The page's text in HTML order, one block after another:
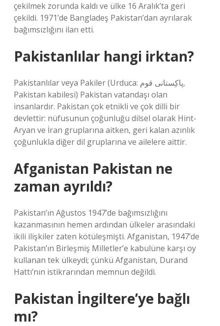
çekilmek zorunda kaldı ve ülke 16 Aralık’ta geri
çekildi. 1971’de Bangladeş Pakistan’dan ayrılarak
bağımsızlığını ilan etti.
Pakistanlılar hangi irktan?
Pakistanlılar veya Pakiler (Urduca: پاكِستانى قوم‎,
Pakistan kabilesi) Pakistan vatandaşı olan
insanlardır. Pakistan çok etnikli ve çok dilli bir
devlettir: nüfusunun çoğunluğu dilsel olarak Hint-
Aryan ve İran gruplarına aitken, geri kalan azınlık
çoğunlukla diğer dil gruplarına ve ailelere aittir.
Afganistan Pakistan ne
zaman ayrıldı?
Pakistan’ın Ağustos 1947’de bağımsızlığını
kazanmasının hemen ardından ülkeler arasındaki
ikili ilişkiler zaten kötüleşmişti. Afganistan, 1947’de
Pakistan’ın Birleşmiş Milletler’e kabulüne karşı oy
kullanan tek ülkeydi; çünkü Afganistan, Durand
Hattı’nın istikrarından memnun değildi.
Pakistan İngiltere’ye bağlı
mı?